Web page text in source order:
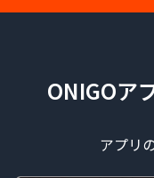
ONIGOア
アプリ